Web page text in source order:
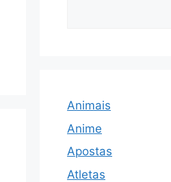
Animais
Anime
Apostas
Atletas